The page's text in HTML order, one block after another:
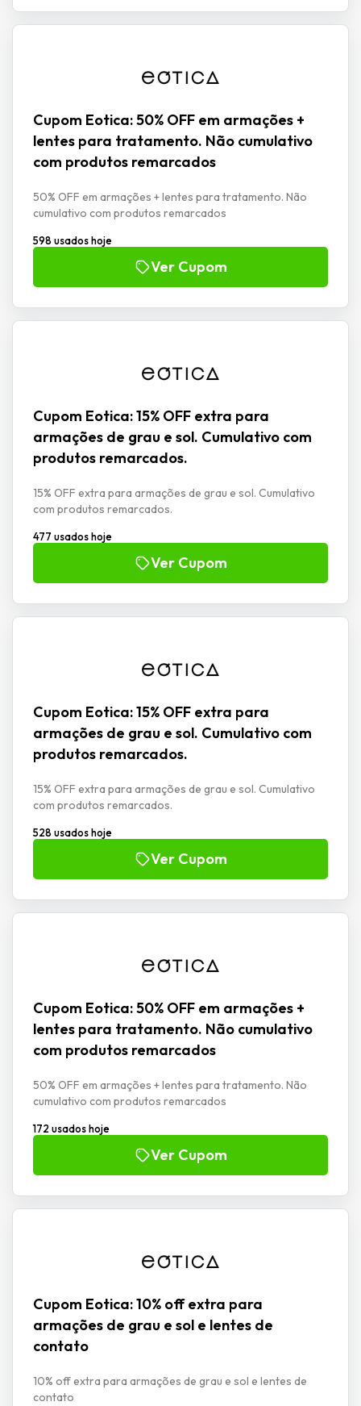
Cupom Eotica: 50% OFF em armações +
lentes para tratamento. Não cumulativo
com produtos remarcados
50% OFF em armações + lentes para tratamento. Não
cumulativo com produtos remarcados
598 usados hoje
Ver Cupom
Cupom Eotica: 15% OFF extra para
armações de grau e sol. Cumulativo com
produtos remarcados.
15% OFF extra para armações de grau e sol. Cumulativo
com produtos remarcados.
477 usados hoje
Ver Cupom
Cupom Eotica: 15% OFF extra para
armações de grau e sol. Cumulativo com
produtos remarcados.
15% OFF extra para armações de grau e sol. Cumulativo
com produtos remarcados.
528 usados hoje
Ver Cupom
Cupom Eotica: 50% OFF em armações +
lentes para tratamento. Não cumulativo
com produtos remarcados
50% OFF em armações + lentes para tratamento. Não
cumulativo com produtos remarcados
172 usados hoje
Ver Cupom
Cupom Eotica: 10% off extra para
armações de grau e sol e lentes de
contato
10% off extra para armações de grau e sol e lentes de
contato